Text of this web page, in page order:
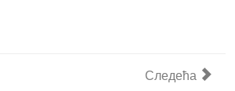
Часна дискусија Михајла Швабића
Следећи
Следећа